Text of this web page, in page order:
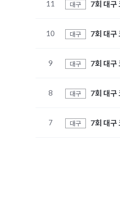
11 대구 7회 대구
10 대구 7회 대구
9 대구 7회 대구
8 대구 7회 대구
7 대구 7회 대구